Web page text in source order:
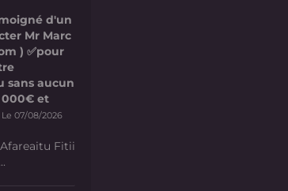
d'un
Mr Marc
) ✅pour
sans aucun
000€ et
Le 07/08/2026
Fitii